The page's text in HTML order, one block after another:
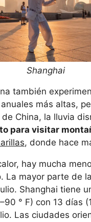
Shanghai
también
más altas,
China, la lluvia
para visitar
, donde hace
hay mucha
La mayor parte de
Shanghai tiene
° F) con 13 días
Las ciudades